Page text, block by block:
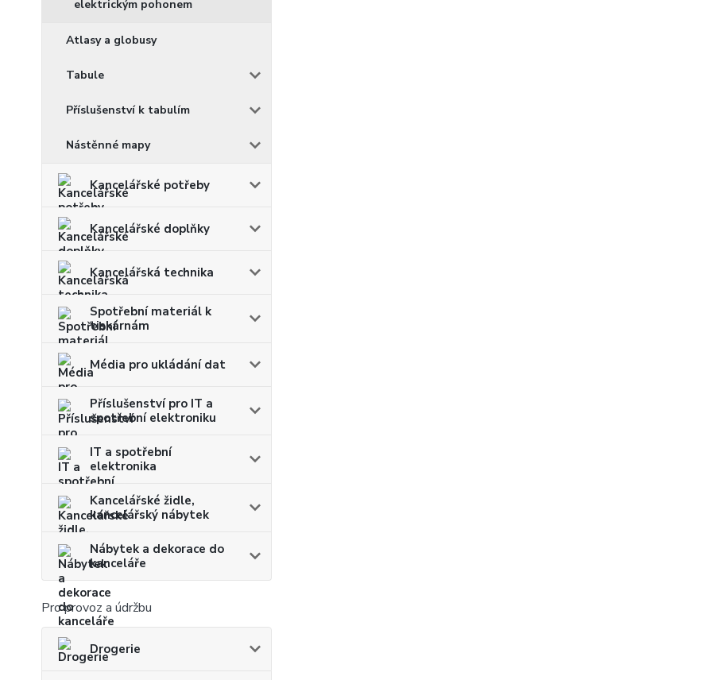
elektrickým pohonem
Atlasy a globusy
Tabule
Příslušenství k tabulím
Nástěnné mapy
Kancelářské potřeby
Kancelářské doplňky
Kancelářská technika
Spotřební materiál k
tiskárnám
Média pro ukládání dat
Příslušenství pro IT a
spotřební elektroniku
IT a spotřební
elektronika
Kancelářské židle,
kancelářský nábytek
Nábytek a dekorace do
kanceláře
Pro provoz a údržbu
Drogerie